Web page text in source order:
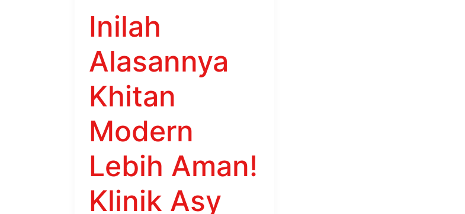
Inilah
Alasannya
Khitan
Modern
Lebih Aman!
Klinik Asy